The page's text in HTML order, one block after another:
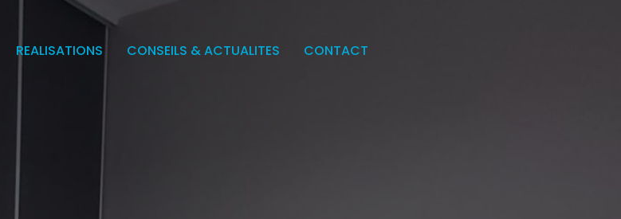
REALISATIONS CONSEILS & ACTUALITES CONTACT